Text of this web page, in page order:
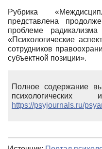
Рубрика
представлена
проблеме
«Психологические
сотрудников
субъектной позиции».
Полное содержание
психологических
https://psyjournals.ru/